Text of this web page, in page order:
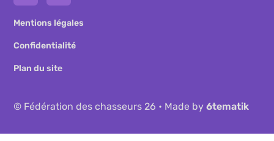
© Fédération des chasseurs 26 • Made by 6tematik
Mentions légales
Confidentialité
Plan du site